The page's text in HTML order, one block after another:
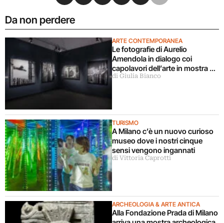
Da non perdere
ARTE CONTEMPORANEA
Le fotografie di Aurelio
Amendola in dialogo coi
capolavori dell’arte in mostra a
Milano
di Giulia Bianco
TURISMO
A Milano c’è un nuovo curioso
museo dove i nostri cinque
sensi vengono ingannati
di Vittoria Caprotti
ARCHEOLOGIA & ARTE ANTICA
Alla Fondazione Prada di Milano